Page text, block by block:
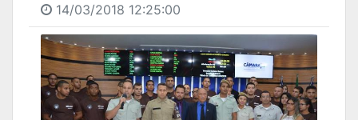
14/03/2018 12:25:00